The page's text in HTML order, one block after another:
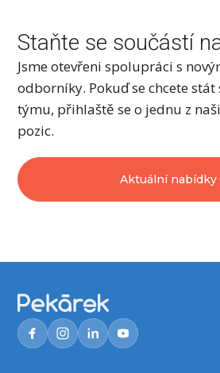
Staňte se součástí
Jsme otevřeni spolupráci s
odborníky. Pokuď se chcete stát
týmu, přihlaště se o jednu z
pozic.
Aktuální nabídky